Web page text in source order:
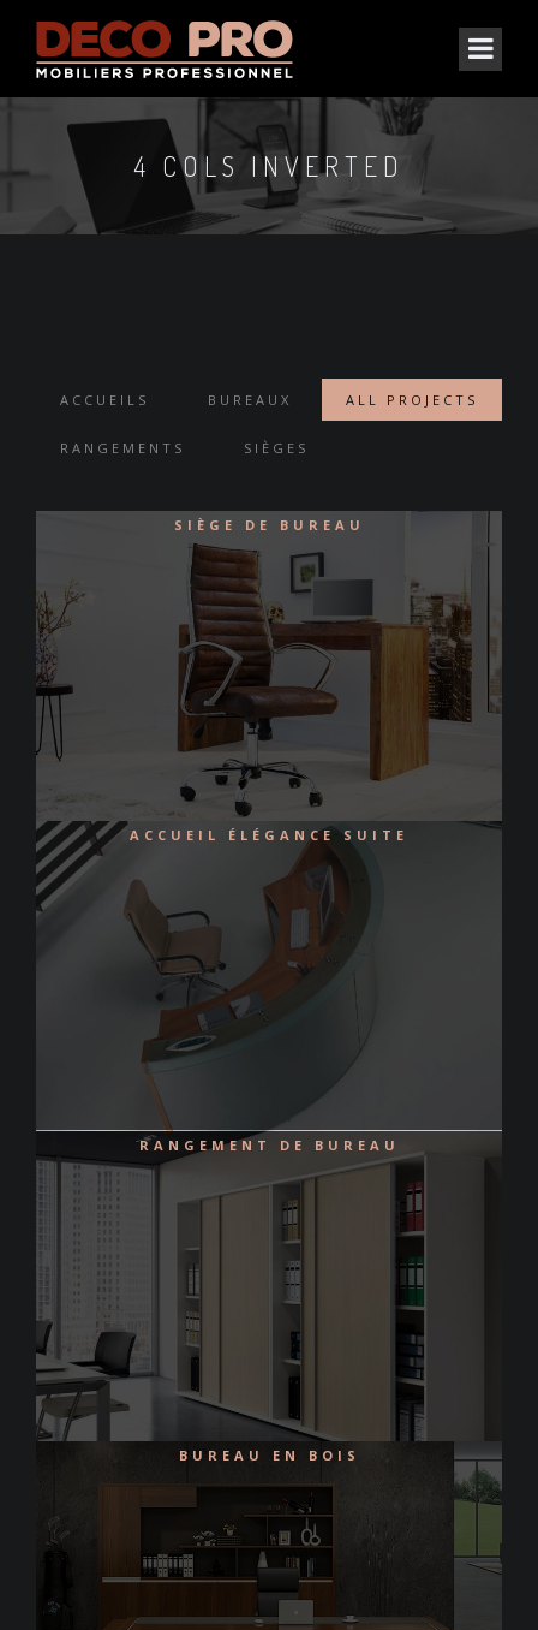
4 COLS INVERTED
ALL PROJECTS
ACCUEILS BUREAUX
RANGEMENTS SIÈGES
SIÈGE DE BUREAU
ACCUEIL ÉLÉGANCE SUITE
RANGEMENT DE BUREAU
BUREAU EN BOIS